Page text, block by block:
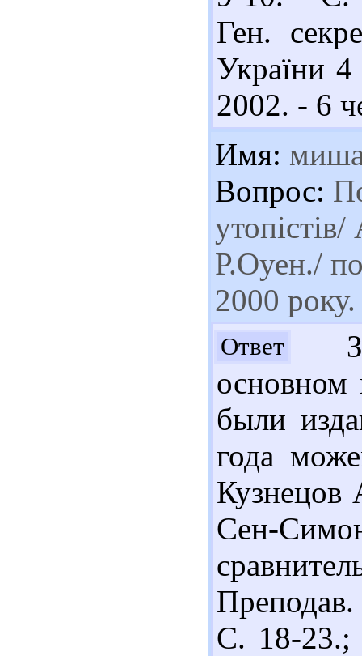
Ген.
України
2002. - 6
Имя:
Вопрос:
Р.Оуен./
2000
Ответ
основном
были
года
Сен-
С. 18-23.;